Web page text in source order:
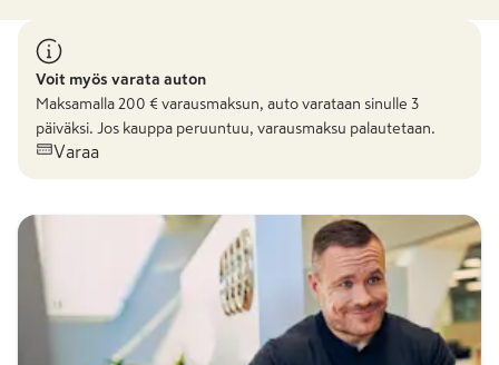
Voit myös varata auton
Maksamalla 200 € varausmaksun, auto varataan sinulle 3
päiväksi. Jos kauppa peruuntuu, varausmaksu palautetaan.
Varaa